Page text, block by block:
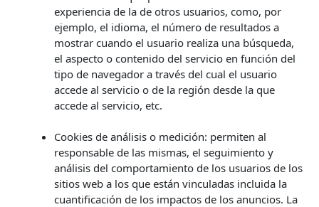
experiencia de la de otros usuarios, como, por
ejemplo, el idioma, el número de resultados a
mostrar cuando el usuario realiza una búsqueda,
el aspecto o contenido del servicio en función del
tipo de navegador a través del cual el usuario
accede al servicio o de la región desde la que
accede al servicio, etc.
Cookies de análisis o medición: permiten al
responsable de las mismas, el seguimiento y
análisis del comportamiento de los usuarios de los
sitios web a los que están vinculadas incluida la
cuantificación de los impactos de los anuncios. La